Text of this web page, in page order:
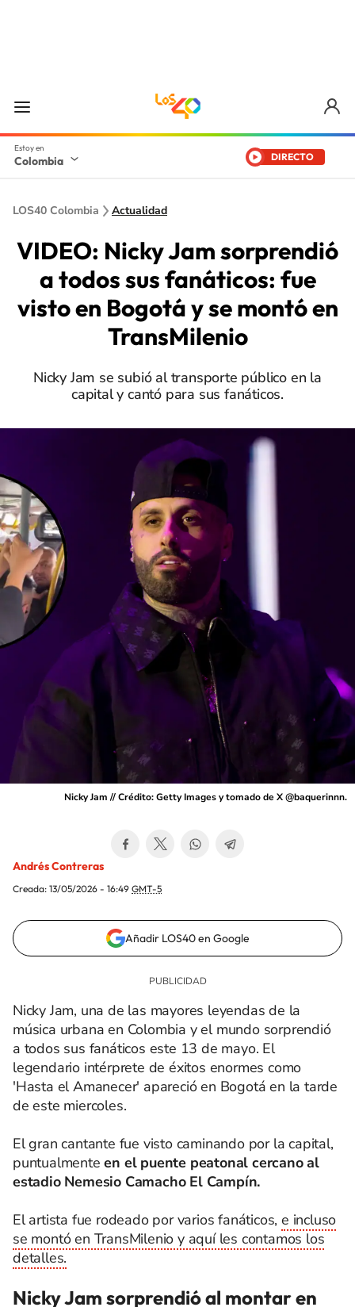
Colombia DIRECTO
LOS40 Colombia Actualidad
VIDEO: Nicky Jam sorprendió
a todos sus fanáticos: fue
visto en Bogotá y se montó en
TransMilenio
Nicky Jam se subió al transporte público en la
capital y cantó para sus fanáticos.
Nicky Jam // Crédito: Getty Images y tomado de X @baquerinnn.
Andrés Contreras
Creada: 13/05/2026 - 16:49 GMT-5
Añadir LOS40 en Google
Nicky Jam, una de las mayores leyendas de la
música urbana en Colombia y el mundo sorprendió
a todos sus fanáticos este 13 de mayo. El
legendario intérprete de éxitos enormes como
'Hasta el Amanecer' apareció en Bogotá en la tarde
de este miercoles.
El gran cantante fue visto caminando por la capital,
puntualmenteen el puente peatonal cercano al
estadio Nemesio Camacho El Campín.
El artista fue rodeado por varios fanáticos, e incluso
se montó en TransMilenio y aquí les contamos los
detalles.
Nicky Jam sorprendió al montar en